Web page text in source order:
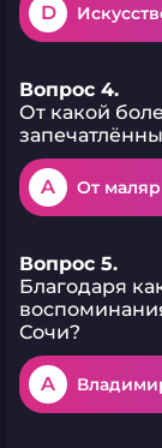
D
Вопрос 4.
От какой
A От
Вопрос 5.
Благодаря
Сочи?
A